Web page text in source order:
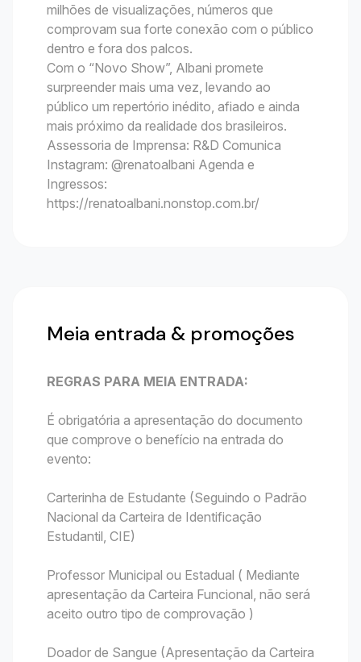
milhões de visualizações, números que
comprovam sua forte conexão com o público
dentro e fora dos palcos.
Com o “Novo Show”, Albani promete
surpreender mais uma vez, levando ao
público um repertório inédito, afiado e ainda
mais próximo da realidade dos brasileiros.
Assessoria de Imprensa: R&D Comunica
Instagram: @renatoalbani Agenda e
Ingressos:
https://renatoalbani.nonstop.com.br/
Meia entrada & promoções
REGRAS PARA MEIA ENTRADA:
É obrigatória a apresentação do documento
que comprove o benefício na entrada do
evento:
Carterinha de Estudante (Seguindo o Padrão
Nacional da Carteira de Identificação
Estudantil, CIE)
Professor Municipal ou Estadual ( Mediante
apresentação da Carteira Funcional, não será
aceito outro tipo de comprovação )
Doador de Sangue (Apresentação da Carteira